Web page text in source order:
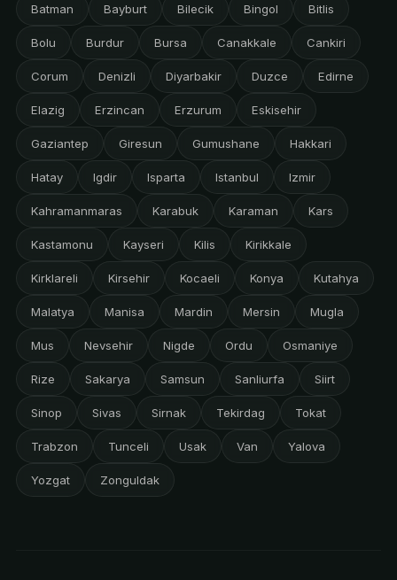
Batman Bayburt Bilecik Bingol Bitlis
Bolu Burdur Bursa Canakkale Cankiri
Corum Denizli Diyarbakir Duzce Edirne
Elazig Erzincan Erzurum Eskisehir
Gaziantep Giresun Gumushane Hakkari
Hatay Igdir Isparta Istanbul Izmir
Kahramanmaras Karabuk Karaman Kars
Kastamonu Kayseri Kilis Kirikkale
Kirklareli Kirsehir Kocaeli Konya Kutahya
Malatya Manisa Mardin Mersin Mugla
Mus Nevsehir Nigde Ordu Osmaniye
Rize Sakarya Samsun Sanliurfa Siirt
Sinop Sivas Sirnak Tekirdag Tokat
Trabzon Tunceli Usak Van Yalova
Yozgat Zonguldak